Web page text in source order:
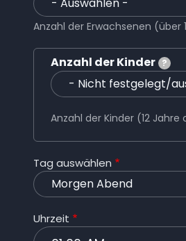
Anzahl der Erwachsenen (über
Anzahl der Kinder ?
Anzahl der Kinder
Anzahl der Kinder (12 Jahre
Tag auswählen
Uhrzeit